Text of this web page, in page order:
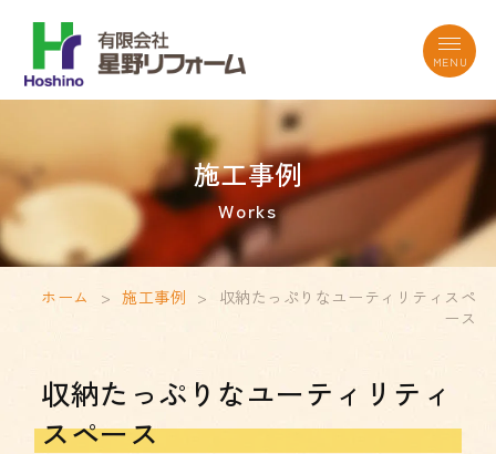
施工事例
Works
ホーム > 施工事例 >
収納たっぷりなユーティリティスペ
ース
収納たっぷりなユーティリティ
スペース